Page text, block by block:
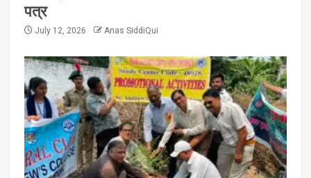
पत्र
July 12, 2026 Anas SiddiQui